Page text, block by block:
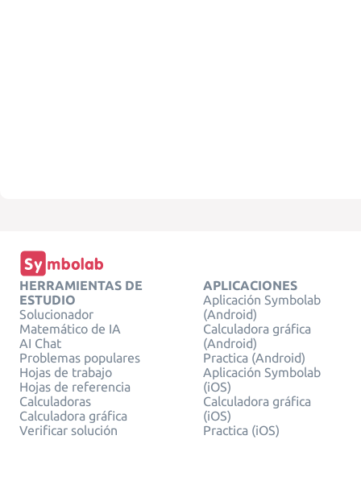
HERRAMIENTAS DE
ESTUDIO
Solucionador
Matemático de IA
AI Chat
Problemas populares
Hojas de trabajo
Hojas de referencia
Calculadoras
Calculadora gráfica
Verificar solución
APLICACIONES
Aplicación Symbolab
(Android)
Calculadora gráfica
(Android)
Practica (Android)
Aplicación Symbolab
(iOS)
Calculadora gráfica
(iOS)
Practica (iOS)